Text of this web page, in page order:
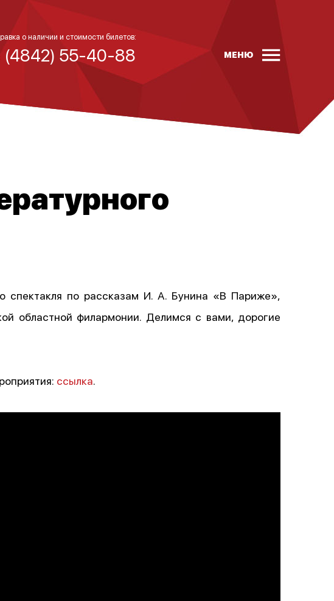
о наличии и стоимости билетов:
(4842) 55-40-88 МЕНЮ
спектакля по рассказам И. А. Бунина «В Париже»,
областной филармонии. Делимся с вами, дорогие
ссылка.